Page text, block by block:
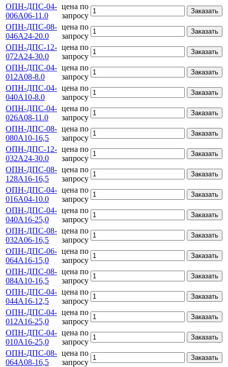
ОПН-ДПС-04-
006А06-11.0
цена по
запросу
Заказать
ОПН-ДПС-08-
046А24-20.0
цена по
запросу
Заказать
ОПН-ДПС-12-
072А24-30.0
цена по
запросу
Заказать
ОПН-ДПС-04-
012А08-8.0
цена по
запросу
Заказать
ОПН-ДПС-04-
040А10-8.0
цена по
запросу
Заказать
ОПН-ДПС-04-
026А08-11.0
цена по
запросу
Заказать
ОПН-ДПС-08-
080А10-16,5
цена по
запросу
Заказать
ОПН-ДПС-12-
032А24-30.0
цена по
запросу
Заказать
ОПН-ДПС-08-
128А16-16,5
цена по
запросу
Заказать
ОПН-ДПС-04-
016А04-10.0
цена по
запросу
Заказать
ОПН-ДПС-04-
040А16-25,0
цена по
запросу
Заказать
ОПН-ДПС-08-
032А06-16,5
цена по
запросу
Заказать
ОПН-ДПС-06-
064А16-15,0
цена по
запросу
Заказать
ОПН-ДПС-08-
084А10-16,5
цена по
запросу
Заказать
ОПН-ДПС-04-
044А16-12,5
цена по
запросу
Заказать
ОПН-ДПС-04-
012А16-25,0
цена по
запросу
Заказать
ОПН-ДПС-04-
010А16-25,0
цена по
запросу
Заказать
ОПН-ДПС-08-
064А08-16,5
цена по
запросу
Заказать